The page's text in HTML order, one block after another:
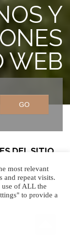
Y
WEB
GO
DEL SITIO
un
y Mella Villas
most relevant
and repeat visits.
of ALL the
to provide a